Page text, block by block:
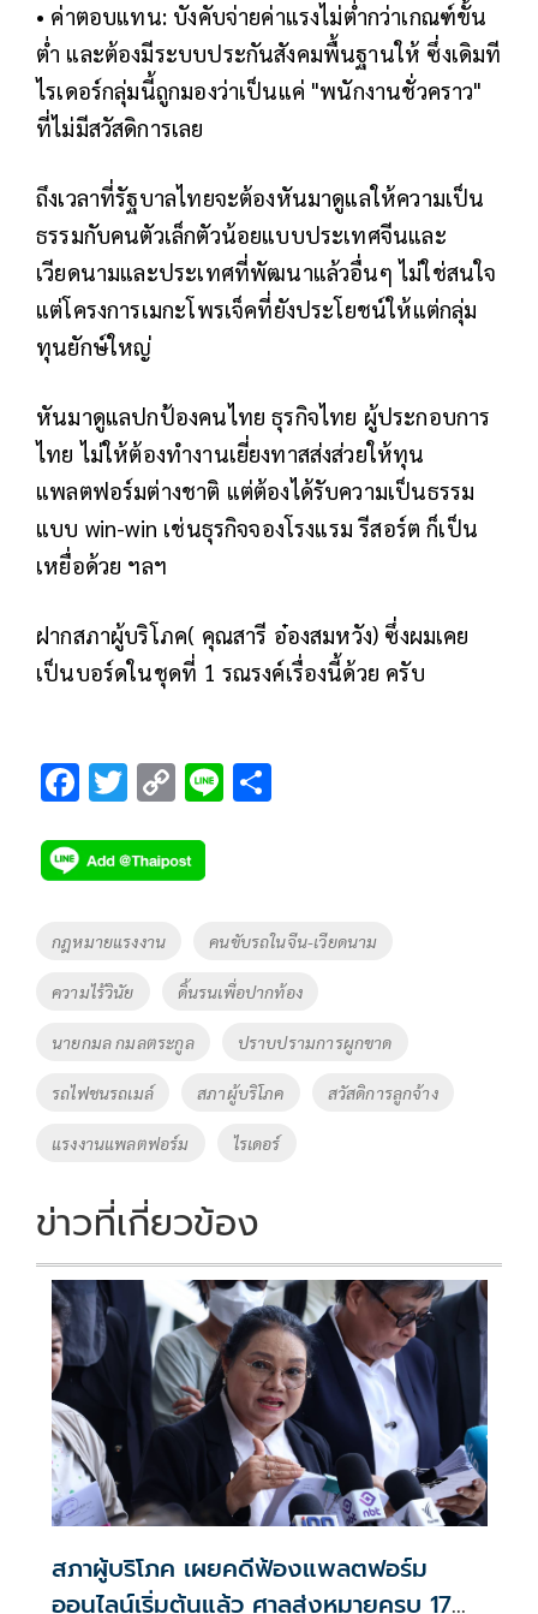
• ค่าตอบแทน: บังคับจ่ายค่าแรงไม่ต่ำกว่าเกณฑ์ขั้น
ต่ำ และต้องมีระบบประกันสังคมพื้นฐานให้ ซึ่งเดิมที
ไรเดอร์กลุ่มนี้ถูกมองว่าเป็นแค่ "พนักงานชั่วคราว"
ที่ไม่มีสวัสดิการเลย
ถึงเวลาที่รัฐบาลไทยจะต้องหันมาดูแลให้ความเป็น
ธรรมกับคนตัวเล็กตัวน้อยแบบประเทศจีนและ
เวียดนามและประเทศที่พัฒนาแล้วอื่นๆ ไม่ใช่สนใจ
แต่โครงการเมกะโพรเจ็คที่ยังประโยชน์ให้แต่กลุ่ม
ทุนยักษ์ใหญ่
หันมาดูแลปกป้องคนไทย ธุรกิจไทย ผู้ประกอบการ
ไทย ไม่ให้ต้องทำงานเยี่ยงทาสส่งส่วยให้ทุน
แพลตฟอร์มต่างชาติ แต่ต้องได้รับความเป็นธรรม
แบบ win-win เช่นธุรกิจจองโรงแรม รีสอร์ต ก็เป็น
เหยื่อด้วย ฯลฯ
ฝากสภาผู้บริโภค( คุณสารี อ๋องสมหวัง) ซึ่งผมเคย
เป็นบอร์ดในชุดที่ 1 รณรงค์เรื่องนี้ด้วย ครับ
F
e
b
o
o
k
T
tt
er
C
p
y
n
k
Li
Tags
กฎหมายแรงงาน คนขับรถในจีน-เวียดนาม
ความไร้วินัย ดิ้นรนเพื่อปากท้อง
นายกมล กมลตระกูล ปราบปรามการผูกขาด
รถไฟชนรถเมล์ สภาผู้บริโภค สวัสดิการลูกจ้าง
แรงงานแพลตฟอร์ม ไรเดอร์
ข่าวที่เกี่ยวข้อง
สภาผู้บริโภค เผยคดีฟ้องแพลตฟอร์ม
ออนไลน์เริ่มต้นแล้ว ศาลส่งหมายครบ 17